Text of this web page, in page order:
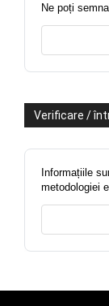
Ne poți
Verificare /
Informațiile
metodologiei